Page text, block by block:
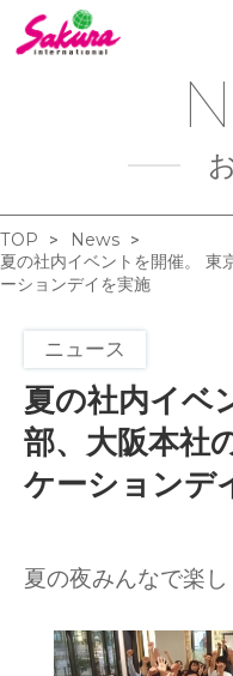
TOP > News
>
夏の社内イベントを開催。 東
ーションデイを実施
ニュース
夏の社内イベ
部、大阪本社
ケーションデ
夏の夜みんなで楽し